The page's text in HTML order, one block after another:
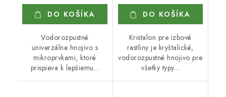
DO KOŠÍKA
Vodorozpustné
univerzálne hnojivo s
mikroprvkami, ktoré
prispieva k lepšiemu...
DO KOŠÍKA
Kristalon pre izbové
rastliny je kryštalické,
vodorozpustné hnojivo pre
všetky typy...